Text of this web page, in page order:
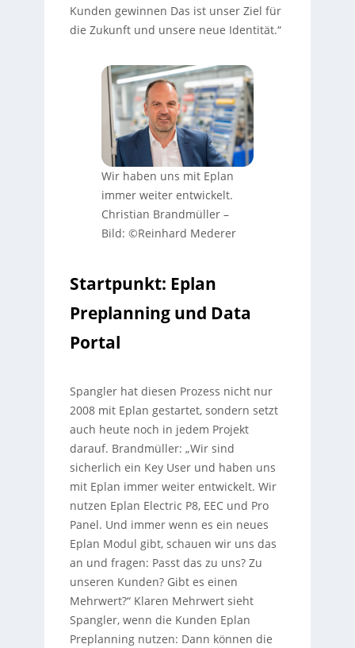
Kunden gewinnen Das ist unser Ziel für
die Zukunft und unsere neue Identität.“
Wir haben uns mit Eplan
immer weiter entwickelt.
Christian Brandmüller–
Bild: ©Reinhard Mederer
Startpunkt: Eplan
Preplanning und Data
Portal
Spangler hat diesen Prozess nicht nur
2008 mit Eplan gestartet, sondern setzt
auch heute noch in jedem Projekt
darauf. Brandmüller: „Wir sind
sicherlich ein Key User und haben uns
mit Eplan immer weiter entwickelt. Wir
nutzen Eplan Electric P8, EEC und Pro
Panel. Und immer wenn es ein neues
Eplan Modul gibt, schauen wir uns das
an und fragen: Passt das zu uns? Zu
unseren Kunden? Gibt es einen
Mehrwert?“ Klaren Mehrwert sieht
Spangler, wenn die Kunden Eplan
Preplanning nutzen: Dann können die